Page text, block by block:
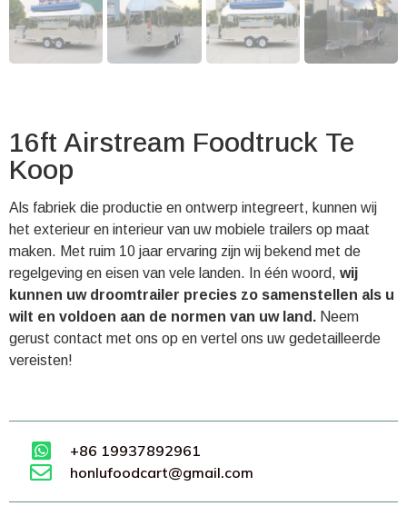
16ft Airstream Foodtruck Te
Koop
Als fabriek die productie en ontwerp integreert, kunnen wij
het exterieur en interieur van uw mobiele trailers op maat
maken. Met ruim 10 jaar ervaring zijn wij bekend met de
regelgeving en eisen van vele landen. In één woord, wij
kunnen uw droomtrailer precies zo samenstellen als u
wilt en voldoen aan de normen van uw land. Neem
gerust contact met ons op en vertel ons uw gedetailleerde
vereisten!
+86 19937892961
honlufoodcart@gmail.com